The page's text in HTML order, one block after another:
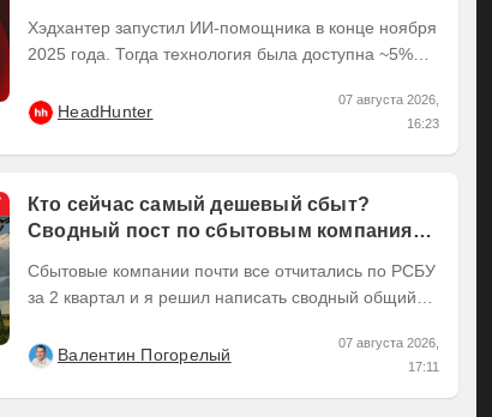
Хэдхантер запустил ИИ-помощника в конце ноября
2025 года. Тогда технология была доступна ~5%
2026...HeadHunter
07 августа 2026,
16:23
Кто сейчас самый дешевый сбыт?
Сводный пост по сбытовым компаниям
Сбытовые компании почти все отчитались по РСБУ
за 2 квартал и я решил написать сводный общий
Валентин Погорелый
07 августа 2026,
17:11